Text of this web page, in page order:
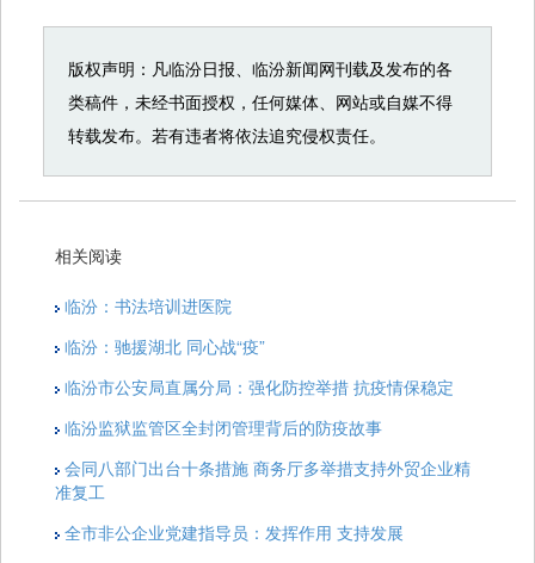
版权声明：凡临汾日报、临汾新闻网刊载及发布的各
类稿件，未经书面授权，任何媒体、网站或自媒不得
转载发布。若有违者将依法追究侵权责任。
相关阅读
临汾：书法培训进医院
临汾：驰援湖北 同心战“疫”
临汾市公安局直属分局：强化防控举措 抗疫情保稳定
临汾监狱监管区全封闭管理背后的防疫故事
会同八部门出台十条措施 商务厅多举措支持外贸企业精
准复工
全市非公企业党建指导员：发挥作用 支持发展